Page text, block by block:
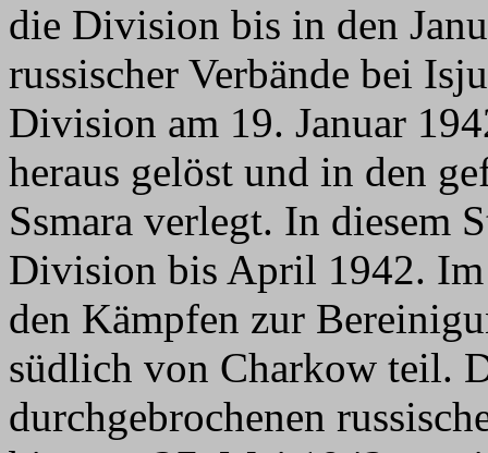
die Division bis in den
russischer Verbände bei
Division am 19. Januar
heraus gelöst und in den
Ssmara verlegt. In diesem
Division bis April 1942.
den Kämpfen zur
südlich von Charkow teil.
durchgebrochenen